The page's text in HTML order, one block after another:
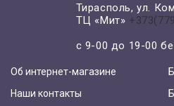
Тирасполь, ул.
ТЦ «Мит»
с 9-00 до 19-00
Об интернет-магазине
Наши контакты